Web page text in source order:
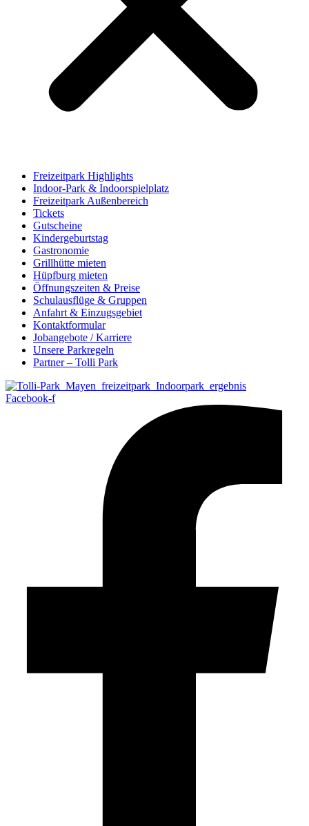
Freizeitpark Highlights
Indoor-Park & Indoorspielplatz
Freizeitpark Außenbereich
Tickets
Gutscheine
Kindergeburtstag
Gastronomie
Grillhütte mieten
Hüpfburg mieten
Öffnungszeiten & Preise
Schulausflüge & Gruppen
Anfahrt & Einzugsgebiet
Kontaktformular
Jobangebote / Karriere
Unsere Parkregeln
Partner – Tolli Park
Facebook-f